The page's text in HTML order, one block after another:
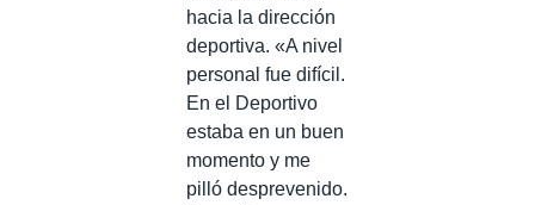
hacia la dirección
deportiva. «A nivel
personal fue difícil.
En el Deportivo
estaba en un buen
momento y me
pilló desprevenido.